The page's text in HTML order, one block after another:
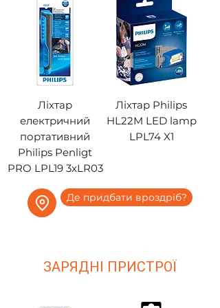
Ліхтар
електричний
портативний
Philips Penligt
PRO LPL19 3xLR03
Ліхтар Philips
HL22M LED lamp
LPL74 X1
Де придбати вроздріб?
ЗАРЯДНІ ПРИСТРОЇ